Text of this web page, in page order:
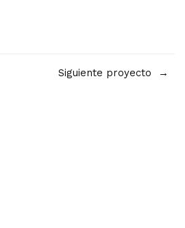
Siguiente proyecto